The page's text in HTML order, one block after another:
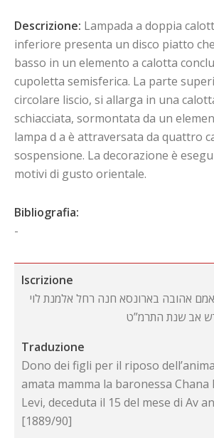
Descrizione: Lampada a doppia
inferiore presenta un disco piatto
basso in un elemento a calotta
cupoletta semisferica. La parte
circolare liscio, si allarga in una
schiacciata, sormontata da un
lampa d a è attraversata da quattro
sospensione. La decorazione è
motivi di gusto orientale.
Bibliografia:
-
Iscrizione
אהובה בארונסא חנה רחל אלמנת לוי
אב שנת התרמ”ט
Traduzione
Dono dei figli per il riposo
amata mamma la baronessa Chana
Levi, deceduta il 15 del mese di Av
[1889/90]